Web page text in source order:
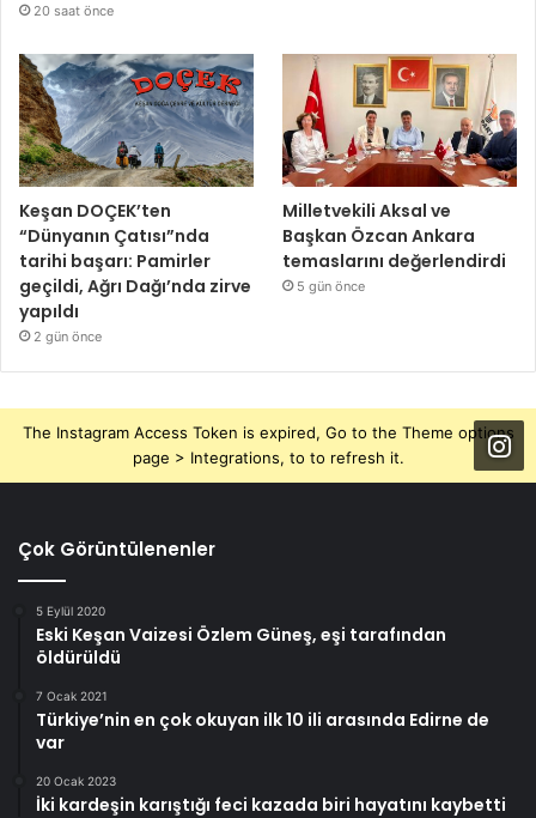
20 saat önce
Keşan DOÇEK’ten
“Dünyanın Çatısı”nda
tarihi başarı: Pamirler
geçildi, Ağrı Dağı’nda zirve
yapıldı
2 gün önce
Milletvekili Aksal ve
Başkan Özcan Ankara
temaslarını değerlendirdi
5 gün önce
The Instagram Access Token is expired, Go to the Theme options
page > Integrations, to to refresh it.
Çok Görüntülenenler
5 Eylül 2020
Eski Keşan Vaizesi Özlem Güneş, eşi tarafından
öldürüldü
7 Ocak 2021
Türkiye’nin en çok okuyan ilk 10 ili arasında Edirne de
var
20 Ocak 2023
İki kardeşin karıştığı feci kazada biri hayatını kaybetti